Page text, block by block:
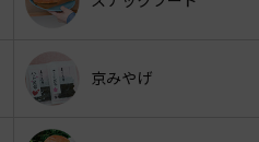
京みやげ